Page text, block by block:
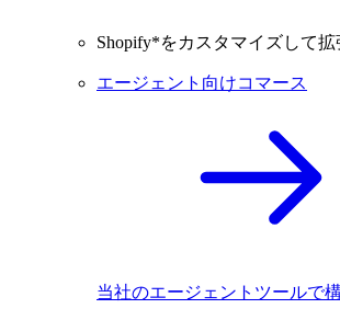
Shopify*をカスタマイズして拡
エージェント向けコマース
当社のエージェントツールで